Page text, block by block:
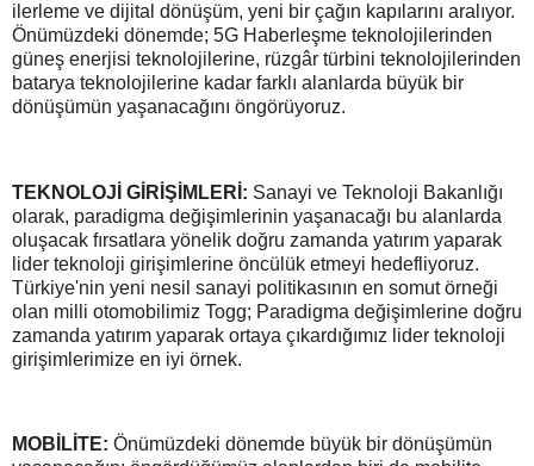
ilerleme ve dijital dönüşüm, yeni bir çağın kapılarını aralıyor.
Önümüzdeki dönemde; 5G Haberleşme teknolojilerinden
güneş enerjisi teknolojilerine, rüzgâr türbini teknolojilerinden
batarya teknolojilerine kadar farklı alanlarda büyük bir
dönüşümün yaşanacağını öngörüyoruz.
TEKNOLOJİ GİRİŞİMLERİ: Sanayi ve Teknoloji Bakanlığı
olarak, paradigma değişimlerinin yaşanacağı bu alanlarda
oluşacak fırsatlara yönelik doğru zamanda yatırım yaparak
lider teknoloji girişimlerine öncülük etmeyi hedefliyoruz.
Türkiye'nin yeni nesil sanayi politikasının en somut örneği
olan milli otomobilimiz Togg; Paradigma değişimlerine doğru
zamanda yatırım yaparak ortaya çıkardığımız lider teknoloji
girişimlerimize en iyi örnek.
MOBİLİTE: Önümüzdeki dönemde büyük bir dönüşümün